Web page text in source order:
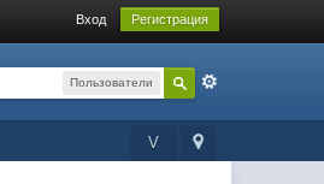
Вход Регистрация
Пользователи
V